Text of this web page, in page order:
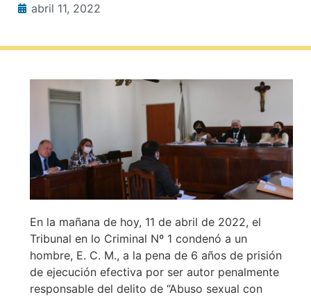
abril 11, 2022
En la mañana de hoy, 11 de abril de 2022, el
Tribunal en lo Criminal Nº 1 condenó a un
hombre, E. C. M., a la pena de 6 años de prisión
de ejecución efectiva por ser autor penalmente
responsable del delito de “Abuso sexual con